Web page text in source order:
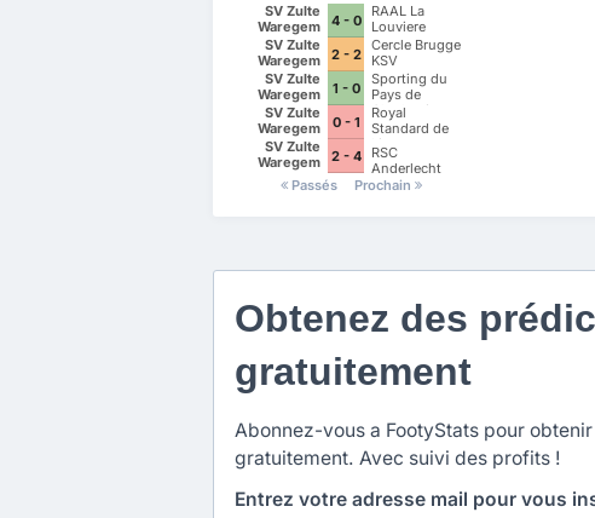
SV Zulte
Waregem
4 - 0
RAAL La
Louviere
SV Zulte
Waregem
2 - 2
Cercle Brugge
KSV
SV Zulte
Waregem
1 - 0
Sporting du
Pays de
Charleroi
SV Zulte
Waregem
0 - 1
Royal
Standard de
Liege
SV Zulte
Waregem
2 - 4
RSC
Anderlecht
Passés
Prochain
Obtenez des
gratuitement
Abonnez-vous a FootyStats pour
gratuitement. Avec suivi des profits !
Entrez votre adresse mail pour vous